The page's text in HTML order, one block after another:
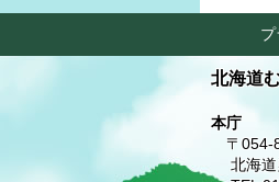
北海道
本庁
〒054-
北海道